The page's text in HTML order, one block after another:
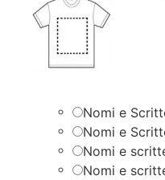
Nomi e
Nomi e
Nomi e
Nomi e